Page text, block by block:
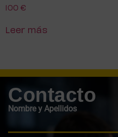
100 €
Leer más
Contacto
Nombre y Apellidos